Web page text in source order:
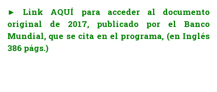
► Link AQUÍ para acceder al documento
original de 2017, publicado por el Banco
Mundial, que se cita en el programa, (en Inglés
386 págs.)